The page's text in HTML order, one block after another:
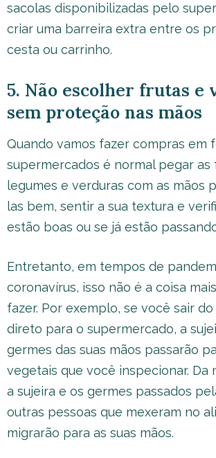
sacolas disponibilizadas pelo
criar uma barreira extra entre os
cesta ou carrinho.
5. Não escolher frutas e
sem proteção nas mãos
Quando vamos fazer compras em
supermercados é normal pegar as
legumes e verduras com as mãos
las bem, sentir a sua textura e
estão boas ou se já estão
Entretanto, em tempos de
coronavírus, isso não é a coisa
fazer. Por exemplo, se você sair
direto para o supermercado, a
germes das suas mãos passarão
vegetais que você inspecionar. Da
a sujeira e os germes passados
outras pessoas que mexeram no
migrarão para as suas mãos.